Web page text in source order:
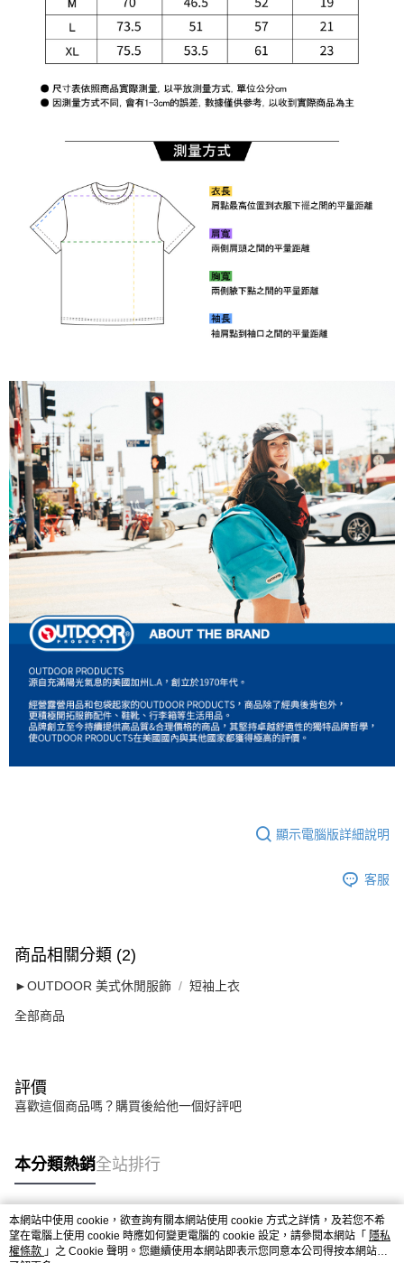
顯示電腦版詳細說明
客服
商品相關分類 (2)
►OUTDOOR 美式休閒服飾 短袖上衣
全部商品
評價
喜歡這個商品嗎？購買後給他一個好評吧
本分類熱銷全站排行
熱門標籤
本網站中使用 cookie，欲查詢有關本網站使用 cookie 方式之詳情，及若您不希
望在電腦上使用 cookie 時應如何變更電腦的 cookie 設定，請參閱本網站「 隱私
權條款 」之 Cookie 聲明。您繼續使用本網站即表示您同意本公司得按本網站使